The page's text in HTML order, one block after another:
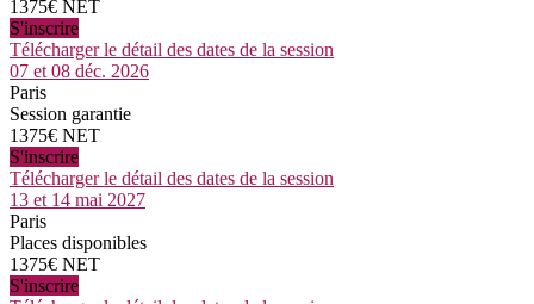
1375€ NET
S'inscrire
Télécharger le détail des dates de la session
07 et 08 déc. 2026
Paris
Session garantie
1375€ NET
S'inscrire
Télécharger le détail des dates de la session
13 et 14 mai 2027
Paris
Places disponibles
1375€ NET
S'inscrire